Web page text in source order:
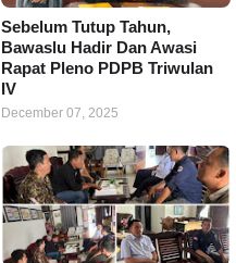
Sebelum Tutup Tahun,
Bawaslu Hadir Dan Awasi
Rapat Pleno PDPB Triwulan
IV
December 07, 2025